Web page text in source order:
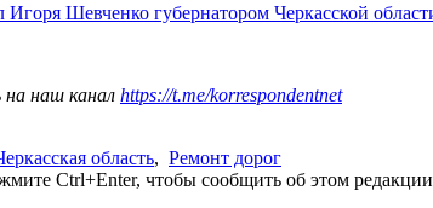
Игоря Шевченко губернатором Черкасской
на наш канал https://t.me/korrespondentnet
область, Ремонт дорог
Ctrl+Enter, чтобы сообщить об этом